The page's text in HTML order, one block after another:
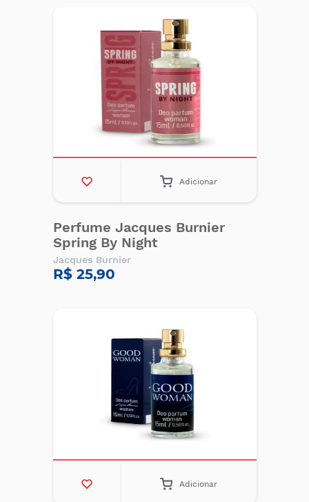
Adicionar
Perfume Jacques Burnier
Spring By Night
Jacques Burnier
R$ 25,90
Adicionar